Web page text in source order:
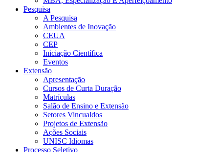
Pesquisa
A Pesquisa
Ambientes de Inovação
CEUA
CEP
Iniciação Científica
Eventos
Extensão
Apresentação
Cursos de Curta Duração
Matrículas
Salão de Ensino e Extensão
Setores Vincualdos
Projetos de Extensão
Ações Sociais
UNISC Idiomas
Processo Seletivo